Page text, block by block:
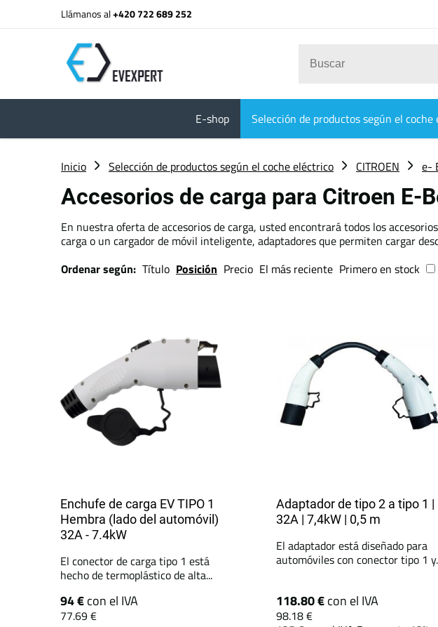
Llámanos al+420 722 689 252
E-shop Selección de productos según el coche
Inicio Selección de productos según el coche eléctrico CITROEN e-
Accesorios de carga para Citroen E-
En nuestra oferta de accesorios de carga, usted encontrará todos los
carga o un cargador de móvil inteligente, adaptadores que permiten cargar
Ordenar según: Título Posición Precio El más reciente Primero en stock
Enchufe de carga EV TIPO 1
Hembra (lado del automóvil)
32A - 7.4kW
El conector de carga tipo 1 está
hecho de termoplástico de alta...
94 €con el IVA
77.69 €
Adaptador de tipo 2 a tipo 1 |
32A | 7,4kW | 0,5 m
El adaptador está diseñado para
automóviles con conector tipo 1
118.80 €con el IVA
98.18 €